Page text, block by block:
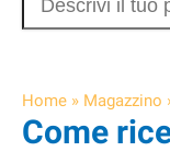
Home » Magazzino
Come